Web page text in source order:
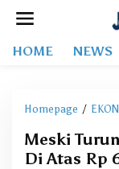
HOME NEWS
Homepage /
Meski
Di Atas Rp